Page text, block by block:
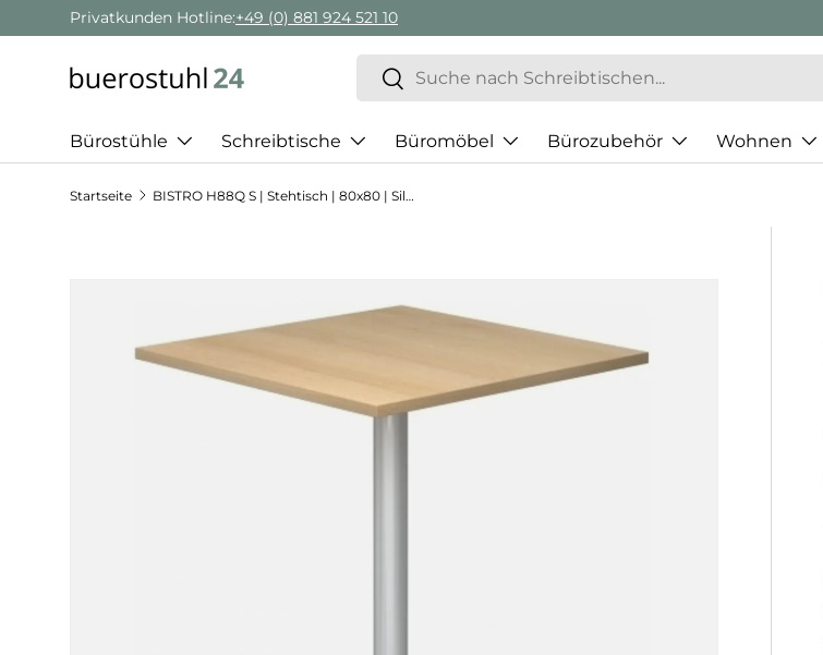
Direkt zum Inhalt
Privatkunden Hotline:+49 (0) 881 924 521 10
Suchen
Suchen
Bürostühle Schreibtische Büromöbel Bürozubehör Wohnen
Startseite BISTRO H88Q S | Stehtisch | 80x80 | Silber - System Konferenztisch
Zu Produktinformationen springen